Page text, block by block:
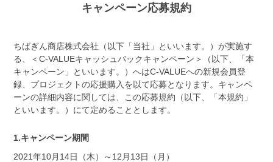
キャンペーン応募規約
ちばぎん商店株式会社（以下「当社」といいます。）が実施す
る、＜C-VALUEキャッシュバックキャンペーン＞（以下、「本
キャンペーン」といいます。）へはC-VALUEへの新規会員登
録、プロジェクトの応援購入を以て応募となります。キャンペ
ーンの詳細内容に関しては、この応募規約（以下、「本規約」
といいます。）にて定めることとします。
1.キャンペーン期間
2021年10月14日（木）～12月13日（月）